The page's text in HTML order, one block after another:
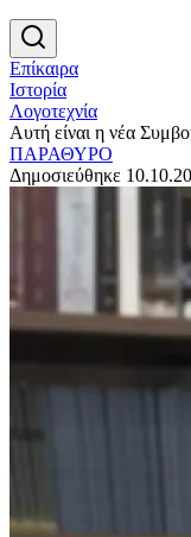
Επίκαιρα
Ιστορία
Λογοτεχνία
Αυτή είναι η νέα
ΠΑΡΑΘΥΡΟ
Δημοσιεύθηκε